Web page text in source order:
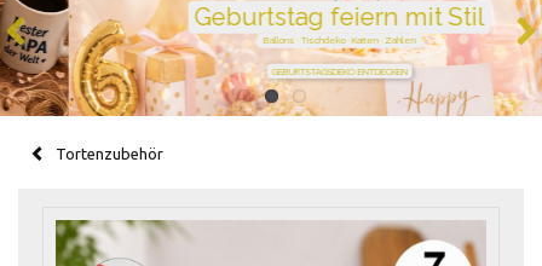
Geburtstag feiern mit Stil
Ballons · Tischdeko · Karten · Zahlen
GEBURTSTAGSDEKO ENTDECKEN
Tortenzubehör